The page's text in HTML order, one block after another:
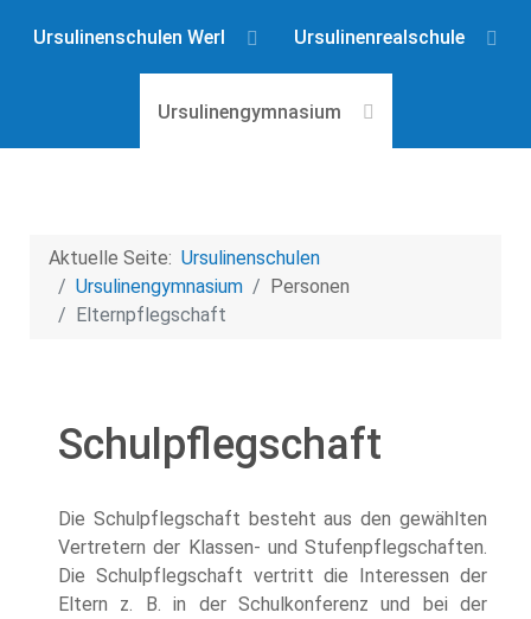
Ursulinenschulen Werl Ursulinenrealschule
Ursulinengymnasium
Aktuelle Seite: Ursulinenschulen
Ursulinengymnasium
Personen
Eltern­pflegschaft
Schulpflegschaft
Die Schulpflegschaft besteht aus den gewählten
Vertretern der Klassen- und Stufenpflegschaften.
Die Schulpflegschaft vertritt die Interessen der
Eltern z. B. in der Schulkonferenz und bei der